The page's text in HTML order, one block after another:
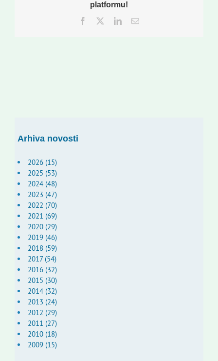
platformu!
Facebook
TwitterLinkedInEmail:
Arhiva novosti
2026 (15)
2025 (53)
2024 (48)
2023 (47)
2022 (70)
2021 (69)
2020 (29)
2019 (46)
2018 (59)
2017 (54)
2016 (32)
2015 (30)
2014 (32)
2013 (24)
2012 (29)
2011 (27)
2010 (18)
2009 (15)